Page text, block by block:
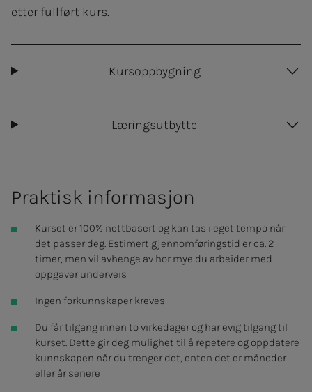
etter fullført kurs.
Kursoppbygning
Læringsutbytte
Prak­­­tisk in­­­for­­­ma­­­sjon
Kurset er 100% nettbasert og kan tas i eget tempo når
det passer deg. Estimert gjennomføringstid er ca. 2
timer, men vil avhenge av hor mye du arbeider med
oppgaver underveis
Ingen forkunnskaper kreves
Du får tilgang innen to virkedager og har evig tilgang til
kurset. Dette gir deg mulighet til å repetere og oppdatere
kunnskapen når du trenger det, enten det er måneder
eller år senere